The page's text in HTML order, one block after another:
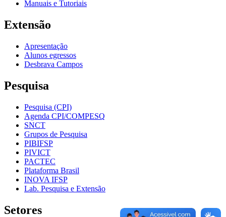
Manuais e Tutoriais
Extensão
Apresentação
Alunos egressos
Desbrava Campos
Pesquisa
Pesquisa (CPI)
Agenda CPI/COMPESQ
SNCT
Grupos de Pesquisa
PIBIFSP
PIVICT
PACTEC
Plataforma Brasil
INOVA IFSP
Lab. Pesquisa e Extensão
Setores